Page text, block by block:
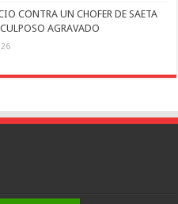
CONTRA UN CHOFER DE SAETA
AGRAVADO